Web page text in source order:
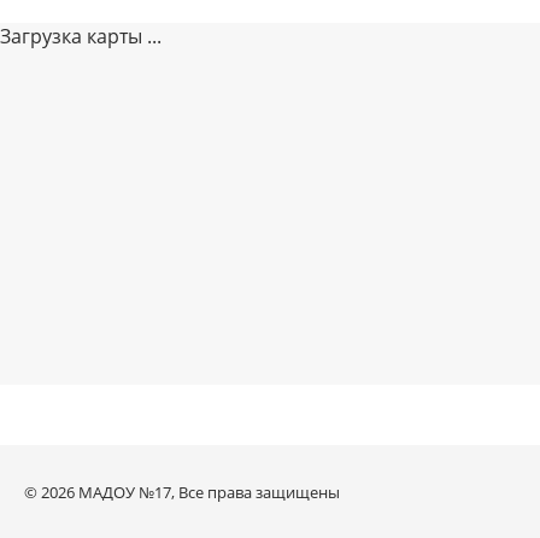
Загрузка карты ...
© 2026 МАДОУ №17, Все права защищены